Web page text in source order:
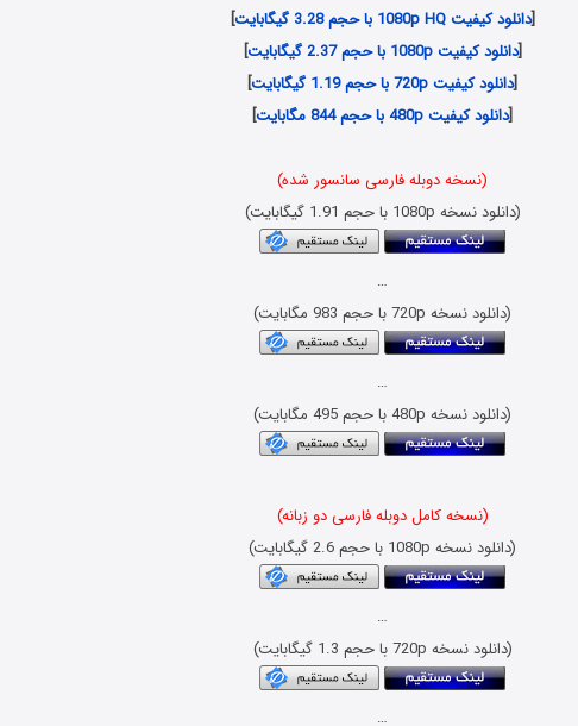
[دانلود کیفیت 1080p HQ با حجم 3.28 گیگابایت
]
[دانلود کیفیت 1080p با حجم 2.37 گیگابایت
]
[دانلود کیفیت 720p با حجم 1.19 گیگابایت
]
[دانلود کیفیت 480p با حجم 844 مگابایت ]
(نسخه دوبله فارسی سانسور شده)
(دانلود نسخه 1080p با حجم 1.91 گیگابایت)
…
(دانلود نسخه 720p با حجم 983 مگابایت)
…
(دانلود نسخه 480p با حجم 495 مگابایت)
(نسخه کامل دوبله فارسی دو زبانه)
(دانلود نسخه 1080p با حجم 2.6 گیگابایت)
…
(دانلود نسخه 720p با حجم 1.3 گیگابایت)
…